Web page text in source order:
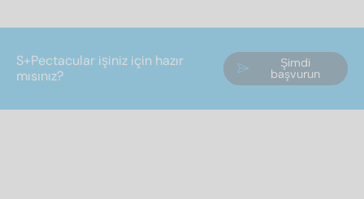
S+Pectacular işiniz için hazır
mısınız?
Şimdi
başvurun